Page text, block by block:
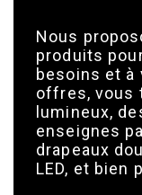
Nous
produits
besoins et à
offres, vous
lumineux,
enseignes
drapeaux
LED, et bien